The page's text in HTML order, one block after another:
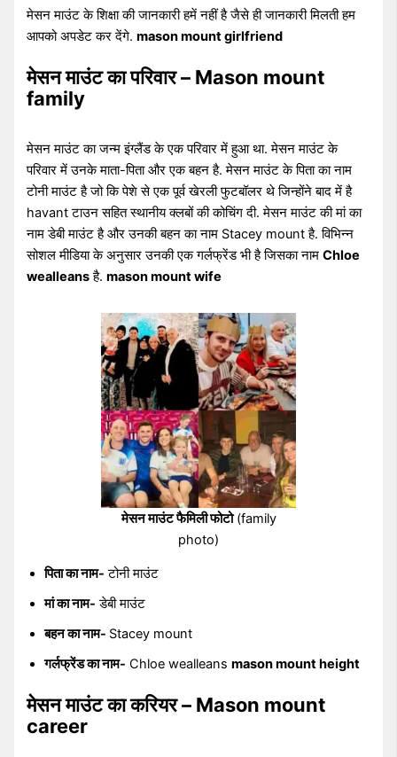
मेसन माउंट के शिक्षा की जानकारी हमें नहीं है जैसे ही जानकारी मिलती हम
आपको अपडेट कर देंगे.mason mount girlfriend
मेसन माउंट का परिवार – Mason mount
family
मेसन माउंट का जन्म इंग्लैंड के एक परिवार में हुआ था. मेसन माउंट के
परिवार में उनके माता-पिता और एक बहन है. मेसन माउंट के पिता का नाम
टोनी माउंट है जो कि पेशे से एक पूर्व खेरली फुटबॉलर थे जिन्होंने बाद में है
havant टाउन सहित स्थानीय क्लबों की कोचिंग दी. मेसन माउंट की मां का
नाम डेबी माउंट है और उनकी बहन का नाम Stacey mount है. विभिन्न
सोशल मीडिया के अनुसार उनकी एक गर्लफ्रेंड भी है जिसका नामChloe
wealleansहै.mason mount wife
मेसन माउंट फैमिली फोटो(family
photo)
पिता का नाम- टोनी माउंट
मां का नाम- डेबी माउंट
बहन का नाम- Stacey mount
गर्लफ्रेंड का नाम- Chloe wealleansmason mount height
मेसन माउंट का करियर – Mason mount
career